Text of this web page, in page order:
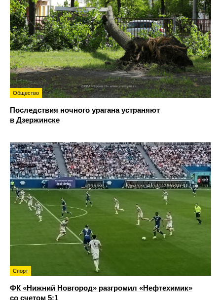
Общество
Последствия ночного урагана устраняют
в Дзержинске
Спорт
ФК «Нижний Новгород» разгромил «Нефтехимик»
со счетом 5:1